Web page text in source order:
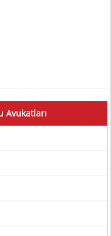
Avukatları